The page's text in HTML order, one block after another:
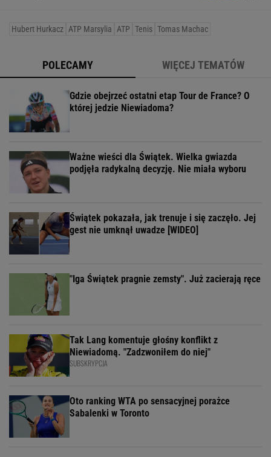
Hubert Hurkacz ATP Marsylia ATP Tenis Tomas Machac
POLECAMY WIĘCEJ TEMATÓW
Gdzie obejrzeć ostatni etap Tour de France? O
której jedzie Niewiadoma?
Ważne wieści dla Świątek. Wielka gwiazda
podjęła radykalną decyzję. Nie miała wyboru
Świątek pokazała, jak trenuje i się zaczęło. Jej
gest nie umknął uwadze [WIDEO]
"Iga Świątek pragnie zemsty". Już zacierają ręce
Tak Lang komentuje głośny konflikt z
Niewiadomą. "Zadzwoniłem do niej"
SUBSKRYPCJA
Oto ranking WTA po sensacyjnej porażce
Sabalenki w Toronto